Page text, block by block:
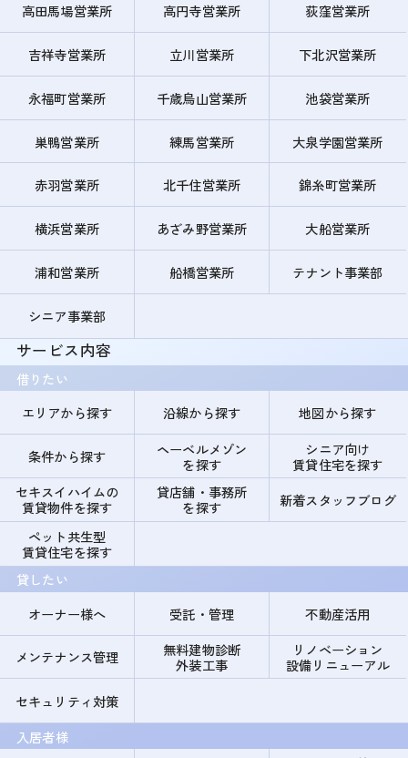
高田馬場営業所 高円寺営業所 荻窪営業所
吉祥寺営業所 立川営業所 下北沢営業所
永福町営業所 千歳烏山営業所 池袋営業所
巣鴨営業所 練馬営業所 大泉学園営業所
赤羽営業所 北千住営業所 錦糸町営業所
横浜営業所 あざみ野営業所 大船営業所
浦和営業所 船橋営業所 テナント事業部
シニア事業部
サービス内容
借りたい
エリアから探す
沿線から探す 地図から探す
条件から探す
ヘーベルメゾン
を探す
シニア向け
賃貸住宅を探す
セキスイハイムの
賃貸物件を探す
貸店舗・事務所
を探す
新着スタッフブログ
ペット共生型
賃貸住宅を探す
貸したい
オーナー様へ
受託・管理 不動産活用
メンテナンス管理
無料建物診断
外装工事
リノベーション
設備リニューアル
セキュリティ対策
入居者様